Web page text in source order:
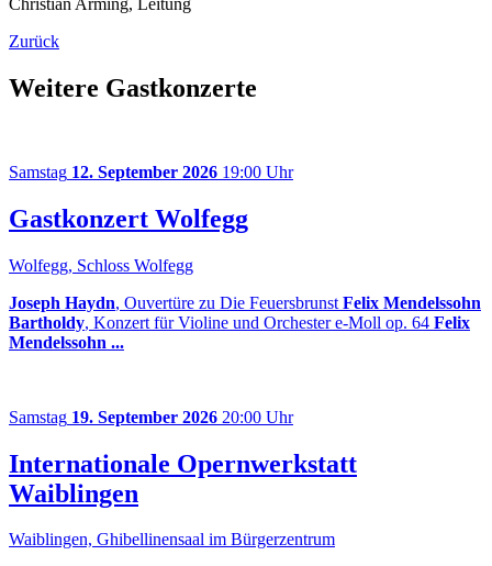
Christian Arming, Leitung
Zurück
Weitere Gastkonzerte
Samstag 12. September 2026 19:00 Uhr
Gastkonzert Wolfegg
Wolfegg, Schloss Wolfegg
Joseph Haydn, Ouvertüre zu Die Feuersbrunst Felix Mendelssohn
Bartholdy, Konzert für Violine und Orchester e-Moll op. 64 Felix
Mendelssohn ...
Samstag 19. September 2026 20:00 Uhr
Internationale Opernwerkstatt
Waiblingen
Waiblingen, Ghibellinensaal im Bürgerzentrum